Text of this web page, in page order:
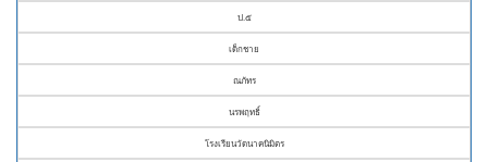
ป.๕
เด็กชาย
ณภัทร
นรพฤทธิ์
โรงเรียนวัดนาคนิมิตร